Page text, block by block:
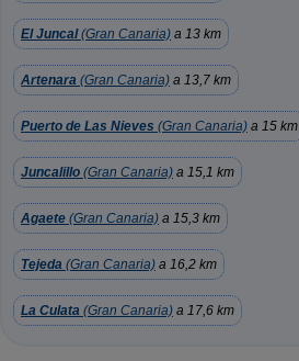
El Juncal(Gran Canaria) a 13 km
Artenara (Gran Canaria) a 13,7 km
Puerto de Las Nieves (Gran Canaria) a 15 km
Juncalillo (Gran Canaria) a 15,1 km
Agaete (Gran Canaria) a 15,3 km
Tejeda (Gran Canaria) a 16,2 km
La Culata (Gran Canaria) a 17,6 km